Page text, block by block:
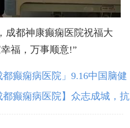
成都神康癫痫医院祝福大
福，万事顺意!”
都癫痫病医院」9.16中国脑健
痫病，精准诊疗摆脱癫痫困扰
都癫痫病医院】众志成城，抗
癫痫医院白衣战士闻令而